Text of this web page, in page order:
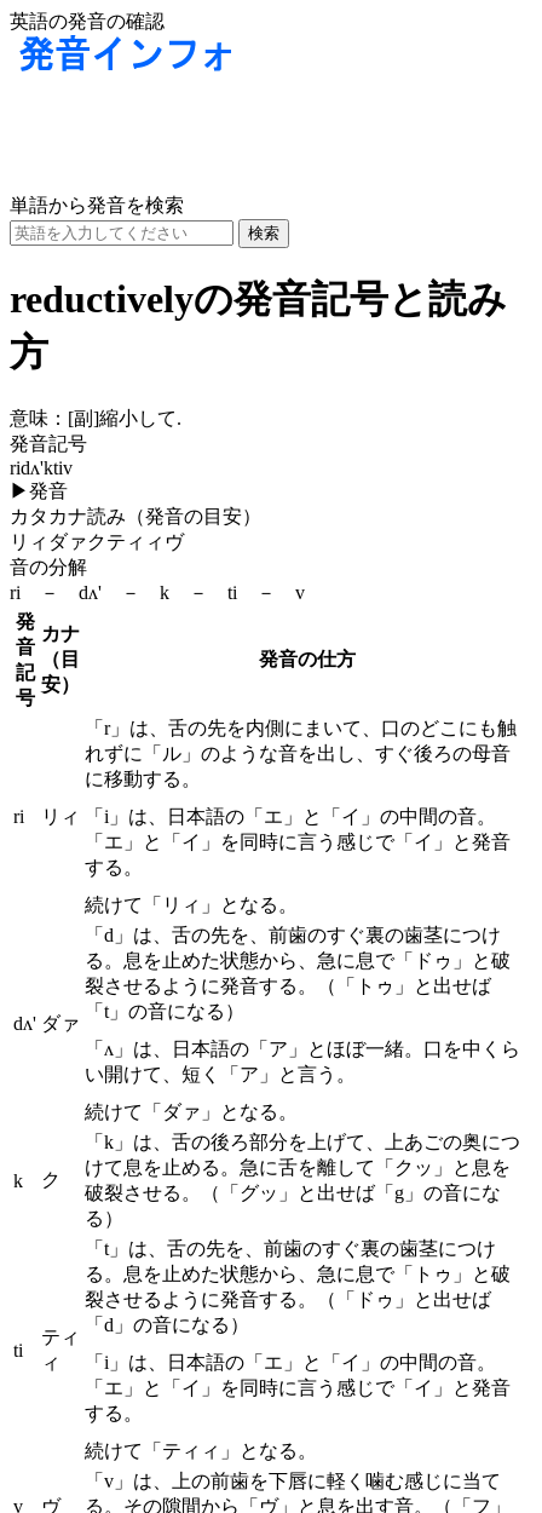
英語の発音の確認
単語から発音を検索
reductivelyの発音記号と読み
方
意味： [副]縮小して.
発音記号
ridʌ'ktiv
▶発音
カタカナ読み（発音の目安）
リィダァクティィヴ
音の分解
ri － dʌ' － k － ti － v
発
音
記
号
カナ
（目
安）
発音の仕方
ri リィ
「r」は、舌の先を内側にまいて、口のどこにも触
れずに「ル」のような音を出し、すぐ後ろの母音
に移動する。
「i」は、日本語の「エ」と「イ」の中間の音。
「エ」と「イ」を同時に言う感じで「イ」と発音
する。
続けて「リィ」となる。
dʌ' ダァ
「d」は、舌の先を、前歯のすぐ裏の歯茎につけ
る。息を止めた状態から、急に息で「ドゥ」と破
裂させるように発音する。（「トゥ」と出せば
「t」の音になる）
「ʌ」は、日本語の「ア」とほぼ一緒。口を中くら
い開けて、短く「ア」と言う。
続けて「ダァ」となる。
k ク
「k」は、舌の後ろ部分を上げて、上あごの奥につ
けて息を止める。急に舌を離して「クッ」と息を
破裂させる。（「グッ」と出せば「g」の音にな
る）
ti
ティ
ィ
「t」は、舌の先を、前歯のすぐ裏の歯茎につけ
る。息を止めた状態から、急に息で「トゥ」と破
裂させるように発音する。（「ドゥ」と出せば
「d」の音になる）
「i」は、日本語の「エ」と「イ」の中間の音。
「エ」と「イ」を同時に言う感じで「イ」と発音
する。
続けて「ティィ」となる。
v ヴ
「v」は、上の前歯を下唇に軽く噛む感じに当て
る。その隙間から「ヴ」と息を出す音。（「フ」